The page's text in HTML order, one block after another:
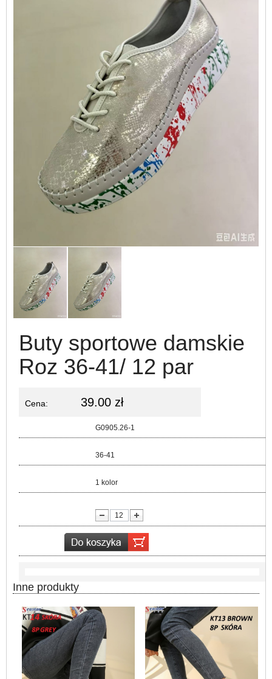
Buty sportowe damskie
Roz 36-41/ 12 par
Cena: 39.00 zł
G0905.26-1
36-41
1 kolor
Inne produkty